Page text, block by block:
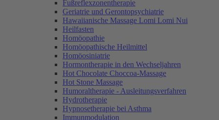
Fußreflexzonentherapie
Geriatrie und Gerontopsychiatrie
Hawaiianische Massage Lomi Lomi Nui
Heilfasten
Homöopathie
Homöopathische Heilmittel
Homöosiniatrie
Hormontherapie in den Wechseljahren
Hot Chocolate Choccoa-Massage
Hot Stone Massage
Humoraltherapie - Ausleitungsverfahren
Hydrotherapie
Hypnosetherapie bei Asthma
Immunmodulation